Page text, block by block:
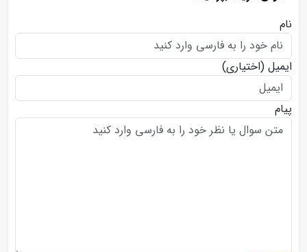
نام
ایمیل (اختیاری)
پیام